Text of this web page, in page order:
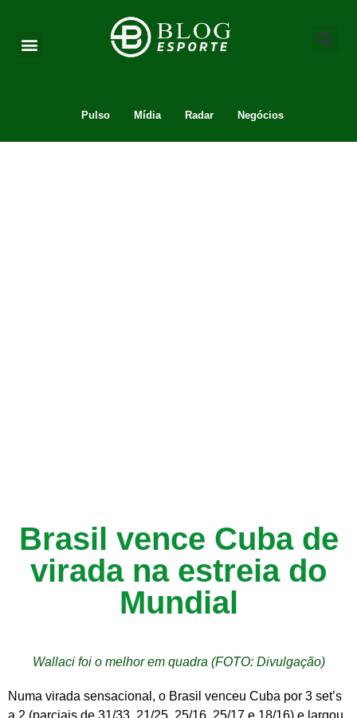
Pulso Mídia Radar Negócios
Brasil vence Cuba de
virada na estreia do
Mundial
Wallaci foi o melhor em quadra (FOTO: Divulgação)
Numa virada sensacional, o Brasil venceu Cuba por 3 set’s
a 2 (parciais de 31/33, 21/25, 25/16, 25/17 e 18/16) e largou